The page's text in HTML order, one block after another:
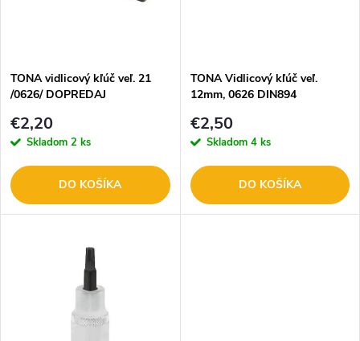
e
p
r
o
s
p
r
o
TONA vidlicový kľúč veľ. 21
/0626/ DOPREDAJ
€2,20
Skladom 2 ks
DO KOŠÍKA
TONA Vidlicový kľúč veľ.
12mm, 0626 DIN894
€2,50
Skladom 4 ks
DO KOŠÍKA